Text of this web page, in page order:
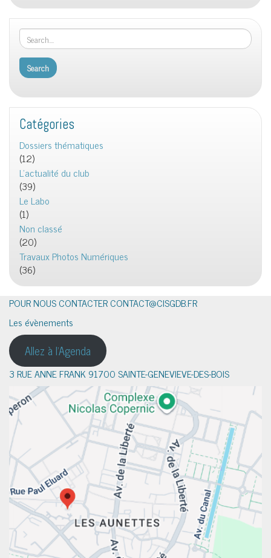
Catégories
Dossiers thématiques
(12)
L'actualité du club
(39)
Le Labo
(1)
Non classé
(20)
Travaux Photos Numériques
(36)
POUR NOUS CONTACTER CONTACT@CISGDB.FR
Les évènements
Allez à l'Agenda
3 RUE ANNE FRANK 91700 SAINTE-GENEVIEVE-DES-BOIS